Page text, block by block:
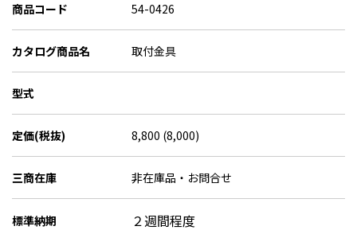
商品コード 54-0426
カタログ商品名 取付金具
型式
定価(税抜) 8,800 (8,000)
三商在庫 非在庫品・お問合せ
標準納期 ２週間程度